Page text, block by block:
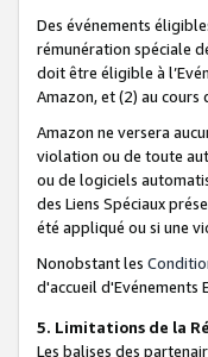
Des événements
rémunération spéciale
doit être éligible à
Amazon, et (2) au
Amazon ne versera
violation ou de toute
ou de logiciels
des Liens Spéciaux
été appliqué ou si une
Nonobstant les
d'accueil d'Evénements
5. Limitations de la
Les balises des